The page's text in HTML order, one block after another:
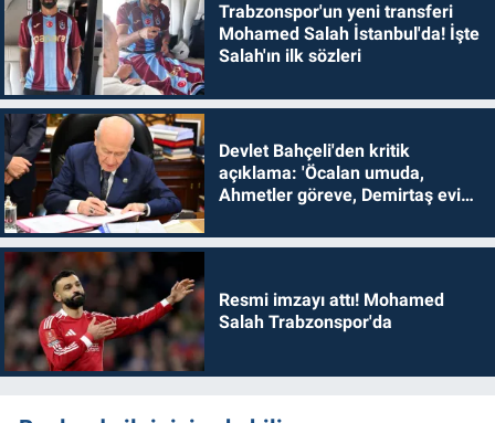
Trabzonspor'un yeni transferi
Mohamed Salah İstanbul'da! İşte
Salah'ın ilk sözleri
Devlet Bahçeli'den kritik
açıklama: 'Öcalan umuda,
Ahmetler göreve, Demirtaş evine
Resmi imzayı attı! Mohamed
Salah Trabzonspor'da